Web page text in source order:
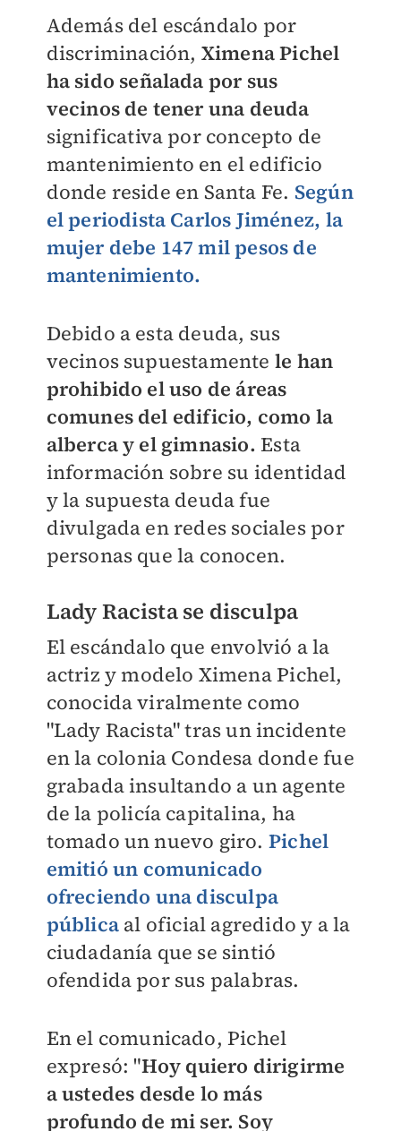
Además del escándalo por
discriminación, Ximena Pichel
ha sido señalada por sus
vecinos de tener una deuda
significativa por concepto de
mantenimiento en el edificio
donde reside en Santa Fe. Según
el periodista Carlos Jiménez, la
mujer debe 147 mil pesos de
mantenimiento.
Debido a esta deuda, sus
vecinos supuestamente le han
prohibido el uso de áreas
comunes del edificio, como la
alberca y el gimnasio. Esta
información sobre su identidad
y la supuesta deuda fue
divulgada en redes sociales por
personas que la conocen.
Lady Racista se disculpa
El escándalo que envolvió a la
actriz y modelo Ximena Pichel,
conocida viralmente como
"Lady Racista" tras un incidente
en la colonia Condesa donde fue
grabada insultando a un agente
de la policía capitalina, ha
tomado un nuevo giro. Pichel
emitió un comunicado
ofreciendo una disculpa
públicaal oficial agredido y a la
ciudadanía que se sintió
ofendida por sus palabras.
En el comunicado, Pichel
expresó: "Hoy quiero dirigirme
a ustedes desde lo más
profundo de mi ser. Soy